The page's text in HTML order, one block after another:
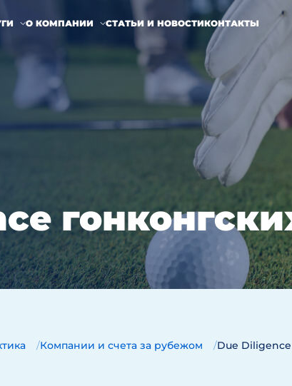
О КОМПАНИИ СТАТЬИ И НОВОСТИКОНТАКТЫ
Компании и счета за рубежом Due